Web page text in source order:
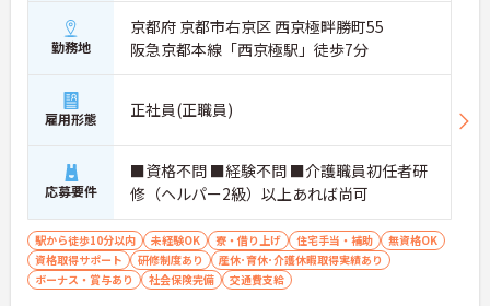
勤務地
京都府 京都市右京区 西京極畔勝町55
阪急京都本線「西京極駅」徒歩7分
雇用形態 正社員(正職員)
応募要件
■資格不問 ■経験不問 ■介護職員初任者研
修（ヘルパー2級）以上あれば尚可
駅から徒歩10分以内 未経験OK 寮・借り上げ 住宅手当・補助
無資格OK
資格取得サポート
研修制度あり
産休･育休･介護休暇取得実績あり
ボーナス・賞与あり
社会保険完備 交通費支給